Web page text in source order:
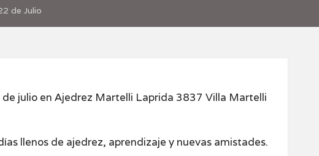
de Julio
julio en Ajedrez Martelli Laprida 3837 Villa Martelli
llenos de ajedrez, aprendizaje y nuevas amistades.